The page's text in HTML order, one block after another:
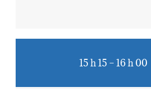
15 h 15 – 16 h 00